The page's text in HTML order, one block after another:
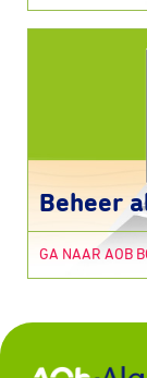
Beheer
GA NAAR AOB